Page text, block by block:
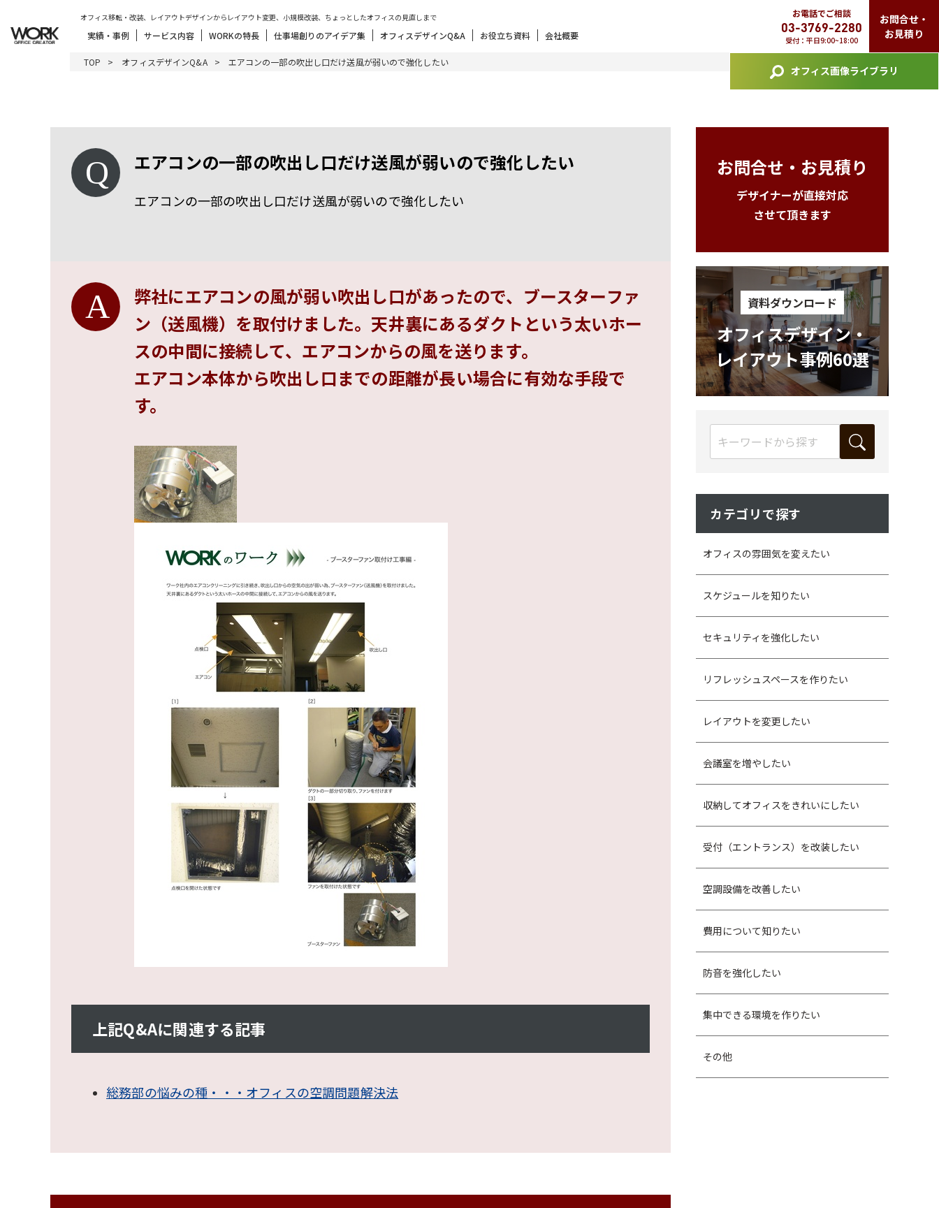
オフィス移転・改装、レイアウトデザインからレイアウト変更、小規模改装、ちょっとしたオフィスの見直しまで
実績・事例 サービス内容 WORKの特長 仕事場創りのアイデア集 オフィスデザインQ&A お役立ち資料 会社概要
お電話でご相談
03-3769-2280
受付：平日9:00~18:00
お問合せ・
お見積り
オフィス画像ライブラリ
TOP オフィスデザインQ&A エアコンの一部の吹出し口だけ送風が弱いので強化したい
エアコンの一部の吹出し口だけ送風が弱いので強化したい
エアコンの一部の吹出し口だけ送風が弱いので強化したい
弊社にエアコンの風が弱い吹出し口があったので、ブースターファ
ン（送風機）を取付けました。天井裏にあるダクトという太いホー
スの中間に接続して、エアコンからの風を送ります。
エアコン本体から吹出し口までの距離が長い場合に有効な手段で
す。
上記Q&Aに関連する記事
総務部の悩みの種・・・オフィスの空調問題解決法
お問合せ・お見積り
デザイナーが直接対応
させて頂きます
資料ダウンロード
オフィスデザイン・
レイアウト事例60選
カテゴリで探す
オフィスの雰囲気を変えたい
スケジュールを知りたい
セキュリティを強化したい
リフレッシュスペースを作りたい
レイアウトを変更したい
会議室を増やしたい
収納してオフィスをきれいにしたい
受付（エントランス）を改装したい
空調設備を改善したい
費用について知りたい
防音を強化したい
集中できる環境を作りたい
その他